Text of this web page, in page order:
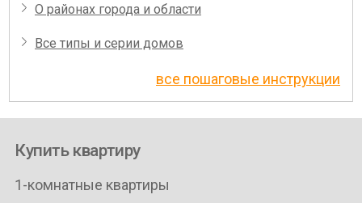
О районах города и области
Все типы и серии домов
все пошаговые инструкции
Купить квартиру
1-комнатные квартиры